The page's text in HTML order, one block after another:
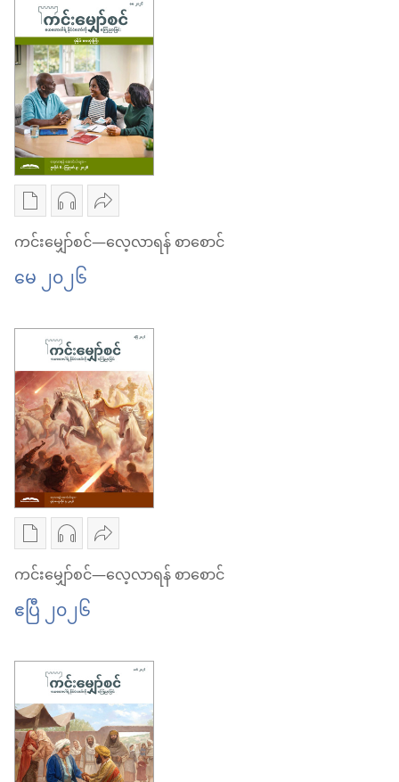
ရွေးချယ်
စရာ
များ
ကင်း
မျှော်စင်
—
လေ့လာ
ရန်
စာစောင်
ဇွန် ၂၀၂၆
မှာ
ရွေးချယ်
စရာ
များ
ကင်း
မျှော်စင်
—
လေ့လာ
ရန်
စာစောင်
လေ့လာ
ရန်
စာစောင်
ဇွန် ၂၀၂၆
စာပေ
ကူး
ယူ
ရာ
မှာ
ရွေးချယ်
စရာ
များ
ကင်း
မျှော်စင်
—
လေ့လာ
ရန်
စာစောင်
မေ ၂၀၂၆
အသံ
ဖိုင်
ကူး
ယူ
ရာ
မှာ
ရွေးချယ်
စရာ
များ
ကင်း
မျှော်စင်
—
လေ့လာ
ရန်
စာစောင်
ဝေမျှ
ပါ
—
လေ့လာ
ရန်
စာစောင်
မေ ၂၀၂၆
ကင်းမျှော်စင်—လေ့လာရန် စာစောင်
မေ ၂၀၂၆
စာပေ
ကူး
ယူ
ရာ
မှာ
ရွေးချယ်
စရာ
များ
ကင်း
အသံ
ဖိုင်
ကူး
ယူ
ရာ
မှာ
ရွေးချယ်
စရာ
များ
ဝေမျှ
ပါ
—
လေ့လာ
ရန်
စာစောင်
ဧပြီ ၂၀၂၆
ကင်းမျှော်စင်—လေ့လာရန် စာစောင်
ဧပြီ ၂၀၂၆